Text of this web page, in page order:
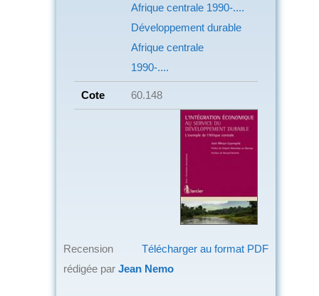
Afrique centrale 1990-....
Développement durable
Afrique centrale
1990-....
Cote 60.148
Télécharger au format PDF
Recension
rédigée par Jean Nemo